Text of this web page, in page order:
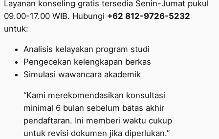
Layanan konseling gratis tersedia Senin-Jumat pukul
09.00-17.00 WIB. Hubungi +62 812-9726-5232
untuk:
Analisis kelayakan program studi
Pengecekan kelengkapan berkas
Simulasi wawancara akademik
“Kami merekomendasikan konsultasi
minimal 6 bulan sebelum batas akhir
pendaftaran. Ini memberi waktu cukup
untuk revisi dokumen jika diperlukan.”